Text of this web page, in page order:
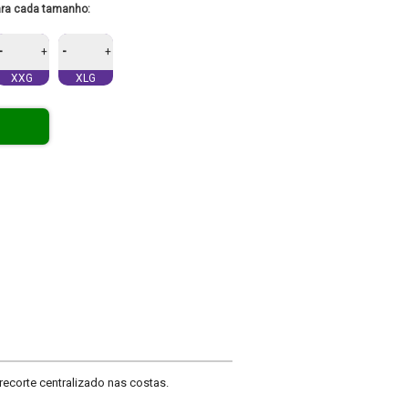
cada tamanho:
- +
XXG
- +
XLG
centralizado nas costas.